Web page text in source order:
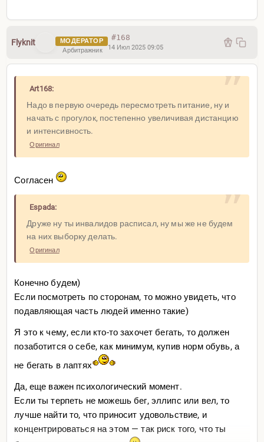
Flyknit
МОДЕРАТОР
Арбитражник
#168
14 Июл 2025 09:05
Art168:
Надо в первую очередь пересмотреть питание, ну и
начать с прогулок, постепенно увеличивая дистанцию
и интенсивность.
Оригинал
Согласен
Espada:
Друже ну ты инвалидов расписал, ну мы же не будем
на них выборку делать.
Оригинал
Конечно будем)
Если посмотреть по сторонам, то можно увидеть, что
подавляющая часть людей именно такие)
Я это к чему, если кто-то захочет бегать, то должен
позаботится о себе, как минимум, купив норм обувь, а
не бегать в лаптях
Да, еще важен психологический момент.
Если ты терпеть не можешь бег, эллипс или вел, то
лучше найти то, что приносит удовольствие, и
концентрироваться на этом — так риск того, что ты